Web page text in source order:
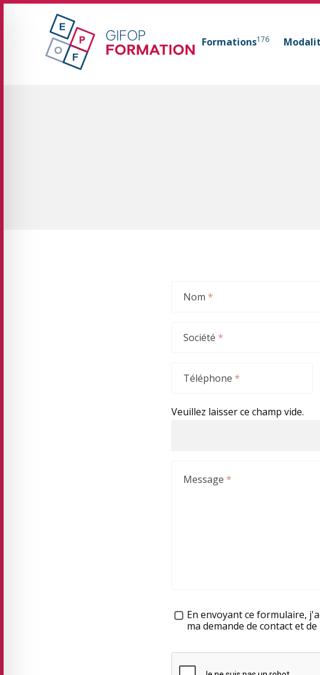
GIFOP Formation Centre de formation continue à Mulhouse
Formations176
Nom *
Société *
Téléphone *
Veuillez laisser ce champ vide.
Message *
Traitement des données *
En envoyant ce formulaire,
ma demande de contact et